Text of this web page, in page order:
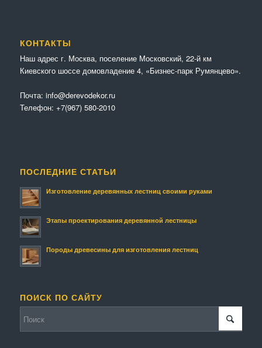
КОНТАКТЫ
Наш адрес г. Москва, поселение Московский, 22-й км
Киевского шоссе домовладение 4, «Бизнес-парк Румянцево».
Почта: info@derevodekor.ru
Телефон: +7(967) 580-2010
ПОСЛЕДНИЕ СТАТЬИ
Изготовление деревянных лестниц своими руками
Этапы проектирования деревянной лестницы
Породы древесины для изготовления лестниц
ПОИСК ПО САЙТУ